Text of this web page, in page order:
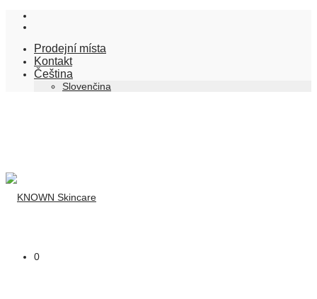
Prodejní místa
Kontakt
Čeština
Slovenčina
0